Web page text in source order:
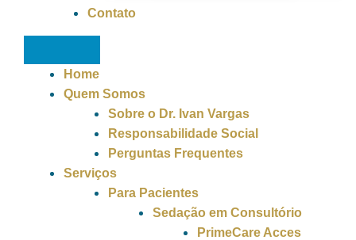
Contato
Home
Quem Somos
Sobre o Dr. Ivan Vargas
Responsabilidade Social
Perguntas Frequentes
Serviços
Para Pacientes
Sedação em Consultório
PrimeCare Acces